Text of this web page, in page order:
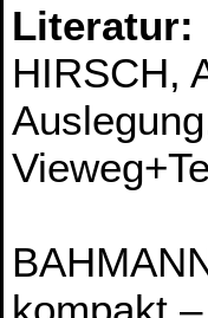
Literatur:
HIRSCH,